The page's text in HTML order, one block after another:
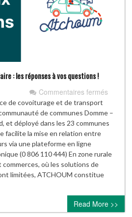
: les réponses à vos questions !
Commentaires ferméssur
!
de covoiturage et de transport
de communes Domme –
et déployé dans les 23 communes
facilite la mise en relation entre
via une plateforme en ligne
(0 806 110 444) En zone rurale
où les solutions de
limitées, ATCHOUM constitue
Read More >>